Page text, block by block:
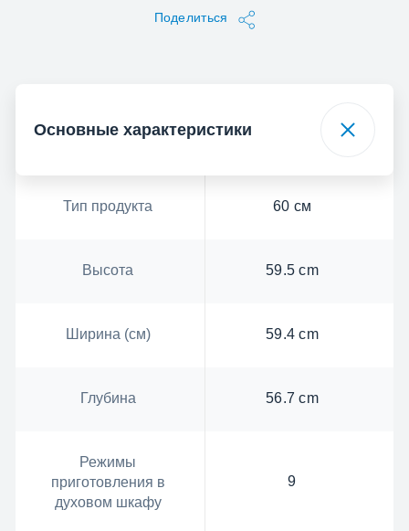
Поделиться
Основные характеристики
Тип продукта 60 см
Высота 59.5 cm
Ширина (см) 59.4 cm
Глубина 56.7 cm
Режимы
приготовления в
духовом шкафу
9